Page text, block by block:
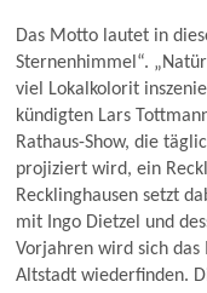
Das Motto lautet in
Sternenhimmel“.
viel Lokalkolorit
kündigten Lars
Rathaus-Show, die
projiziert wird, ein
Recklinghausen setzt
mit Ingo Dietzel und
Vorjahren wird sich
Altstadt wiederfinden.